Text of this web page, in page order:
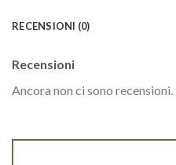
RECENSIONI (0)
Recensioni
Ancora non ci sono recensioni.